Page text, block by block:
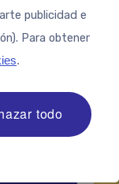
necesita
los
oxígeno y
hierro en
hierro y
publicidad e
Para obtener
.
todo